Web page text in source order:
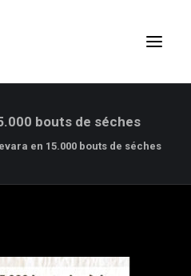
bouts de séches
en 15.000 bouts de séches